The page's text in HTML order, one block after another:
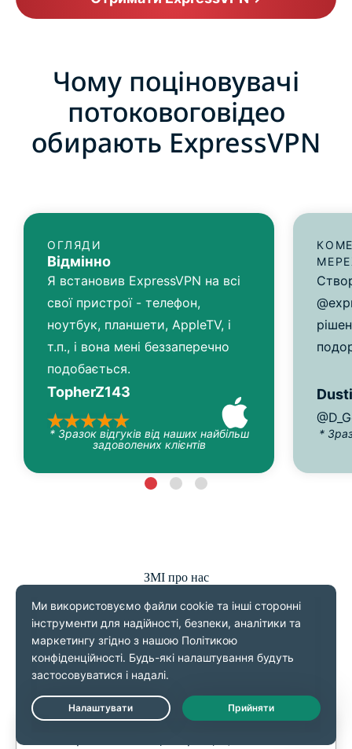
Чому поціновувачі
потоковоговідео
обирають ExpressVPN
ОГЛЯДИ
Відмінно
Я встановив ExpressVPN на всі
свої пристрої - телефон,
ноутбук, планшети, AppleTV, і
т.п., і вона мені беззаперечно
подобається.
TopherZ143
* Зразок відгуків від наших найбільш
задоволених клієнтів
*
ЗМІ про нас
Live Chat